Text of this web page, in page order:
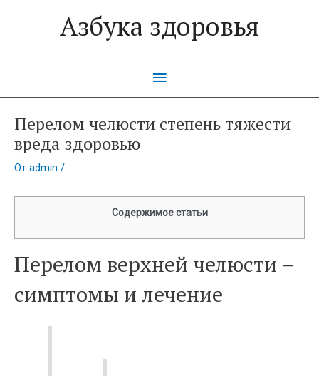
Азбука здоровья
Главное
Перелом челюсти степень тяжести
вреда здоровью
От admin /
Содержимое статьи
Перелом верхней челюсти –
симптомы и лечение